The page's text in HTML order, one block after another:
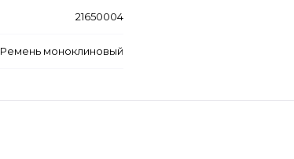
21650004
Ремень моноклиновый